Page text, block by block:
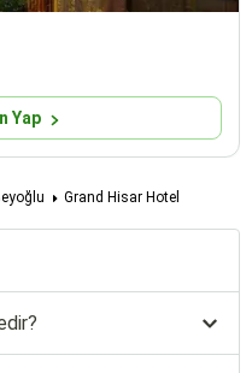
Yap
Grand Hisar Hotel